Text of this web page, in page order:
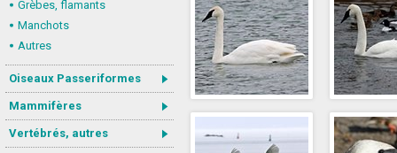
Grèbes, flamants
Manchots
Autres
Oiseaux Passeriformes
Mammifères
Vertébrés, autres